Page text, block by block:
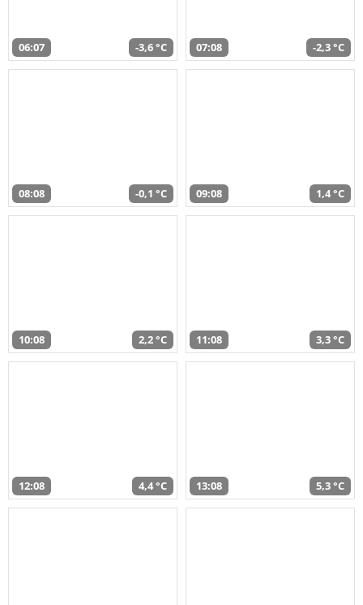
06:07 -3,6 °C 07:08 -2,3 °C
08:08 -0,1 °C 09:08 1,4 °C
10:08 2,2 °C 11:08 3,3 °C
12:08 4,4 °C 13:08 5,3 °C